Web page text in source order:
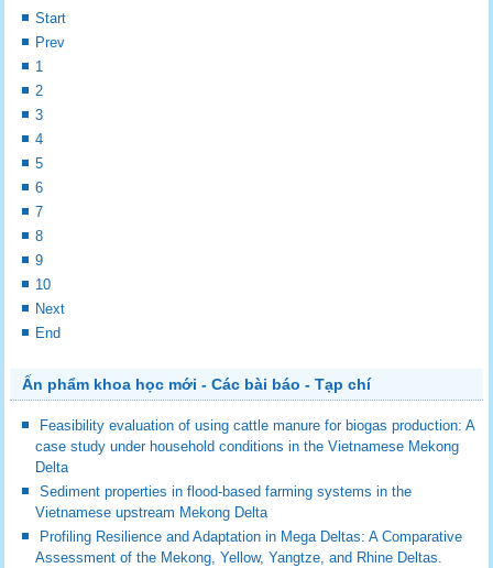
Start
Prev
1
2
3
4
5
6
7
8
9
10
Next
End
Ấn phẩm khoa học mới - Các bài báo - Tạp chí
Feasibility evaluation of using cattle manure for biogas production: A
case study under household conditions in the Vietnamese Mekong
Delta
Sediment properties in flood-based farming systems in the
Vietnamese upstream Mekong Delta
Profiling Resilience and Adaptation in Mega Deltas: A Comparative
Assessment of the Mekong, Yellow, Yangtze, and Rhine Deltas.